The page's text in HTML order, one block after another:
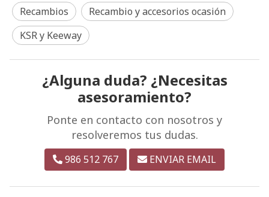
Recambios
Recambio y accesorios ocasión
KSR y Keeway
¿Alguna duda? ¿Necesitas
asesoramiento?
Ponte en contacto con nosotros y
resolveremos tus dudas.
986 512 767 ENVIAR EMAIL